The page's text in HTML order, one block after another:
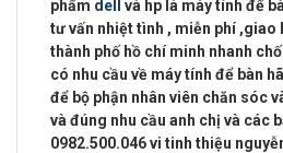
phẩm dell
và hp là máy tính để
tư vấn nhiệt tình , miễn phí ,giao
thành phố hồ chí minh nhanh
có nhu cầu về máy tính để bàn
để bộ phận nhân viên chăn sóc
và đúng nhu cầu anh chị và các
0982.500.046 vi tinh thiệu